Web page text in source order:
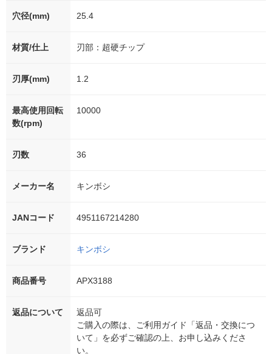
穴径(mm) 25.4
材質/仕上 刃部：超硬チップ
刃厚(mm) 1.2
最高使用回転
数(rpm)
10000
刃数 36
メーカー名 キンボシ
JANコード 4951167214280
ブランド キンボシ
商品番号 APX3188
返品について
返品可
ご購入の際は、ご利用ガイド「返品・交換につ
いて」を必ずご確認の上、お申し込みくださ
い。